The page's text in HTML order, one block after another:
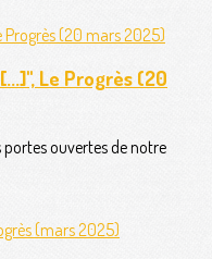
Le Progrès (20
portes ouvertes de notre